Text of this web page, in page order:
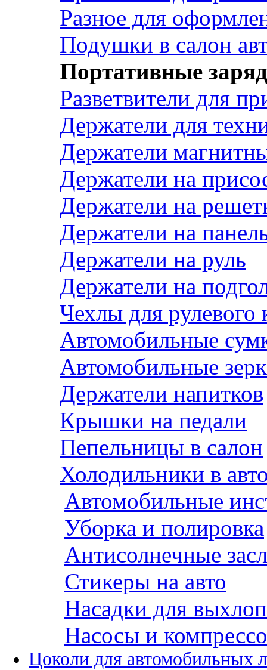
Разное для
Подушки в салон
Портативные
Разветвители для
Держатели для
Держатели
Держатели на
Держатели на
Держатели на
Держатели на руль
Держатели на
Чехлы для рулевого
Автомобильные
Автомобильные
Держатели напитков
Крышки на педали
Пепельницы в салон
Холодильники в
Автомобильные
Уборка и полировка
Антисолнечные
Стикеры на авто
Насадки для
Насосы и
Цоколи для автомобильных